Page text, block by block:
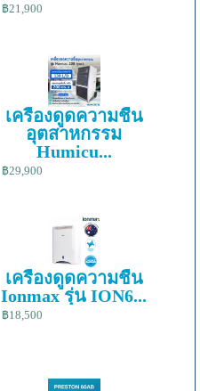
฿21,900
เครื่องดูดความชื้น
อุตสาหกรรม
Humicu...
฿29,900
เครื่องดูดความชื้น
Ionmax รุ่น ION6...
฿18,500